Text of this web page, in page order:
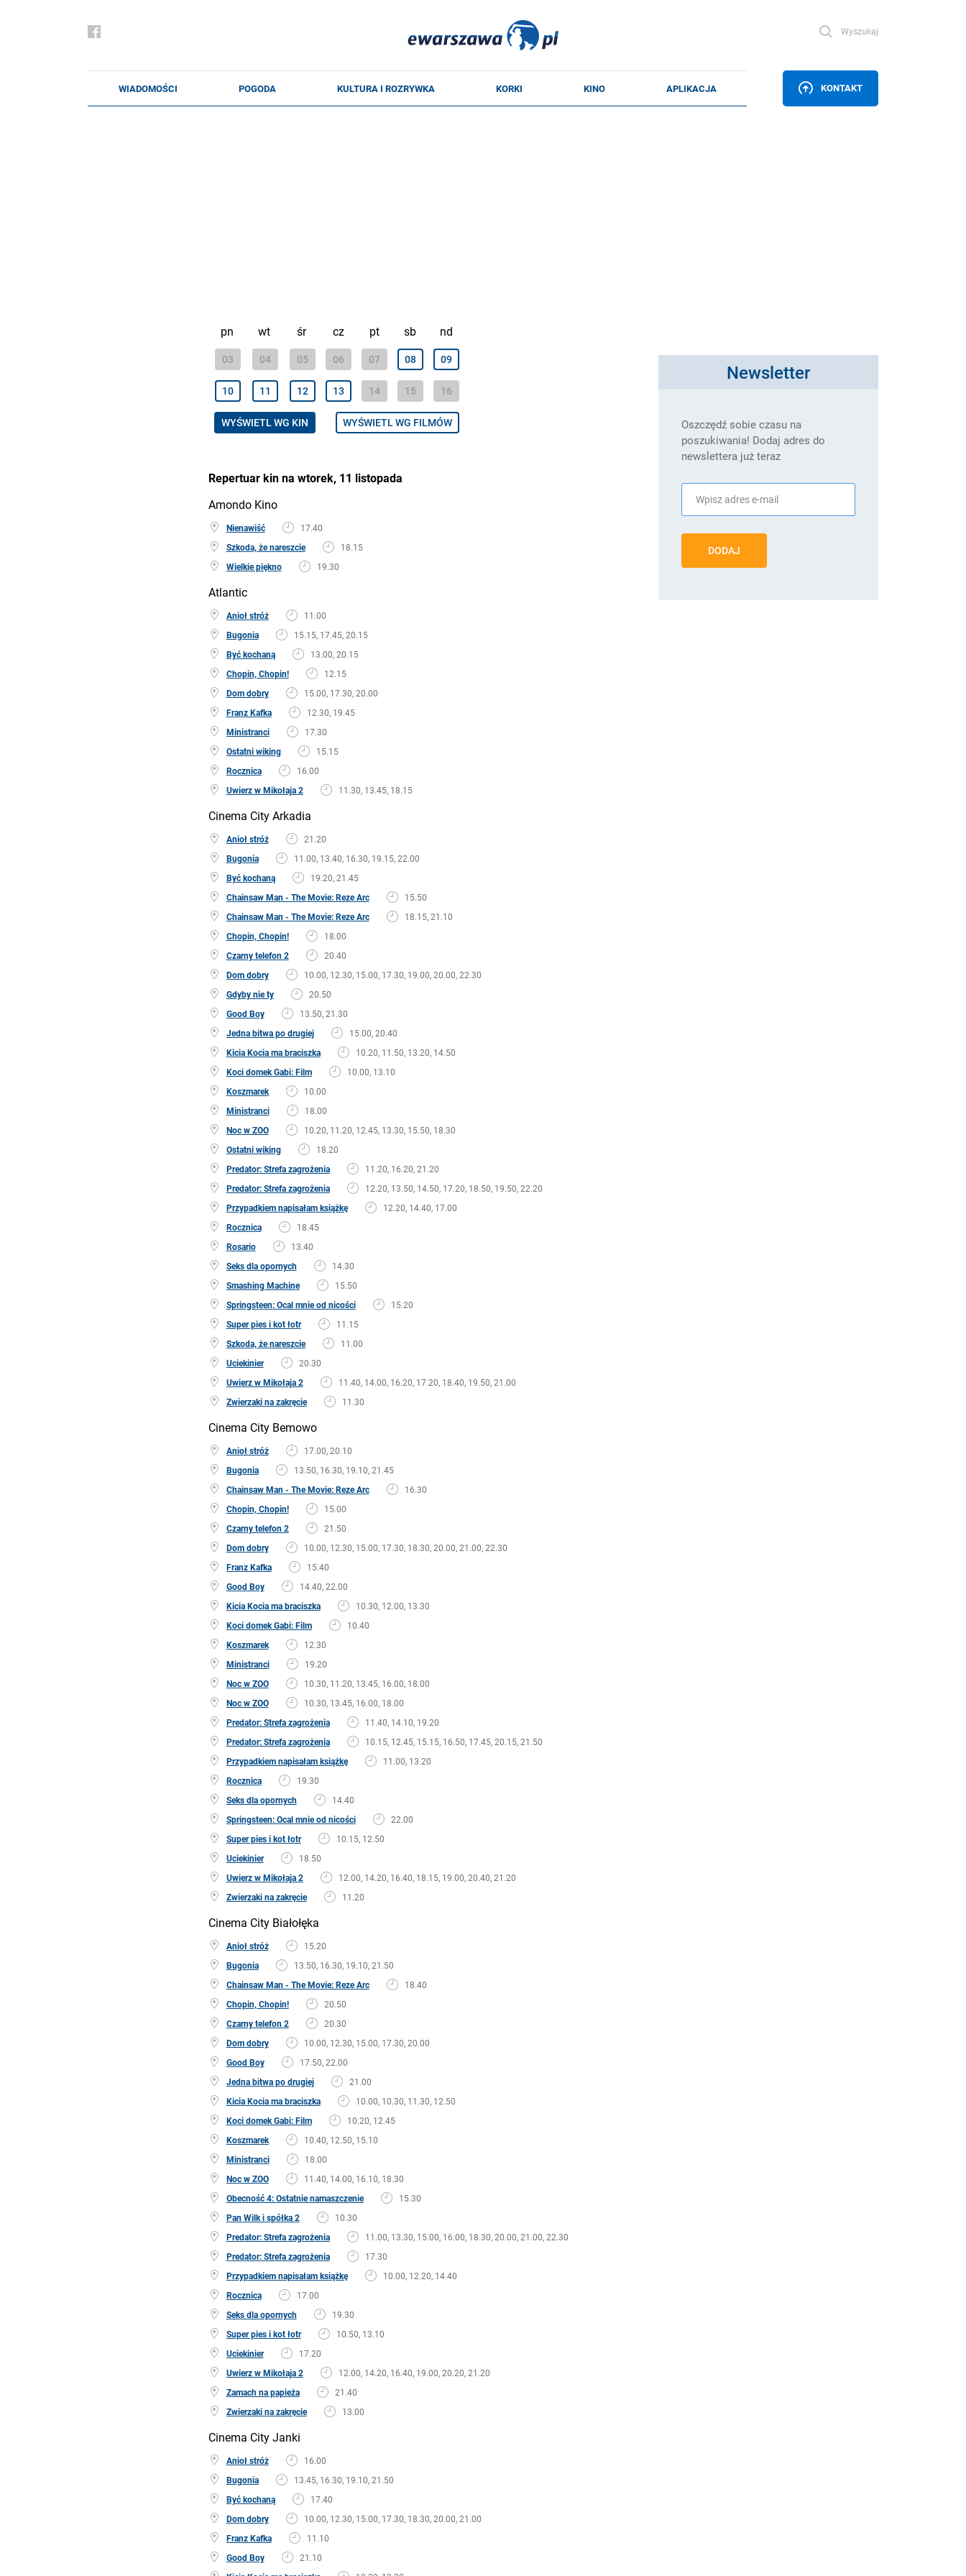
Wyszukaj
KONTAKT
pn wt śr cz pt sb nd
03 04 05 06 07 08 09
10 11 12 13 14 15 16
WYŚWIETL WG KIN WYŚWIETL WG FILMÓW
Repertuar kin na wtorek, 11 listopada
Amondo Kino
Nienawiść
17.40
Szkoda, że nareszcie
18.15
Wielkie piękno
19.30
Atlantic
Anioł stróż
11.00
Bugonia
15.15, 17.45, 20.15
Być kochaną
13.00, 20.15
Chopin, Chopin!
12.15
Dom dobry
15.00, 17.30, 20.00
Franz Kafka
12.30, 19.45
Ministranci
17.30
Ostatni wiking
15.15
Rocznica
16.00
Uwierz w Mikołaja 2
11.30, 13.45, 18.15
Cinema City Arkadia
Anioł stróż
21.20
Bugonia
11.00, 13.40, 16.30, 19.15, 22.00
Być kochaną
19.20, 21.45
Chainsaw Man - The Movie: Reze Arc
15.50
Chainsaw Man - The Movie: Reze Arc
18.15, 21.10
Chopin, Chopin!
18.00
Czarny telefon 2
20.40
Dom dobry
10.00, 12.30, 15.00, 17.30, 19.00, 20.00, 22.30
Gdyby nie ty
20.50
Good Boy
13.50, 21.30
Jedna bitwa po drugiej
15.00, 20.40
Kicia Kocia ma braciszka
10.20, 11.50, 13.20, 14.50
Koci domek Gabi: Film
10.00, 13.10
Koszmarek
10.00
Ministranci
18.00
Noc w ZOO
10.20, 11.20, 12.45, 13.30, 15.50, 18.30
Ostatni wiking
18.20
Predator: Strefa zagrożenia
11.20, 16.20, 21.20
Predator: Strefa zagrożenia
12.20, 13.50, 14.50, 17.20, 18.50, 19.50, 22.20
Przypadkiem napisałam książkę
12.20, 14.40, 17.00
Rocznica
18.45
Rosario
13.40
Seks dla opornych
14.30
Smashing Machine
15.50
Springsteen: Ocal mnie od nicości
15.20
Super pies i kot łotr
11.15
Szkoda, że nareszcie
11.00
Uciekinier
20.30
Uwierz w Mikołaja 2
11.40, 14.00, 16.20, 17.20, 18.40, 19.50, 21.00
Zwierzaki na zakręcie
11.30
Cinema City Bemowo
Anioł stróż
17.00, 20.10
Bugonia
13.50, 16.30, 19.10, 21.45
Chainsaw Man - The Movie: Reze Arc
16.30
Chopin, Chopin!
15.00
Czarny telefon 2
21.50
Dom dobry
10.00, 12.30, 15.00, 17.30, 18.30, 20.00, 21.00, 22.30
Franz Kafka
15.40
Good Boy
14.40, 22.00
Kicia Kocia ma braciszka
10.30, 12.00, 13.30
Koci domek Gabi: Film
10.40
Koszmarek
12.30
Ministranci
19.20
Noc w ZOO
10.30, 11.20, 13.45, 16.00, 18.00
Noc w ZOO
10.30, 13.45, 16.00, 18.00
Predator: Strefa zagrożenia
11.40, 14.10, 19.20
Predator: Strefa zagrożenia
10.15, 12.45, 15.15, 16.50, 17.45, 20.15, 21.50
Przypadkiem napisałam książkę
11.00, 13.20
Rocznica
19.30
Seks dla opornych
14.40
Springsteen: Ocal mnie od nicości
22.00
Super pies i kot łotr
10.15, 12.50
Uciekinier
18.50
Uwierz w Mikołaja 2
12.00, 14.20, 16.40, 18.15, 19.00, 20.40, 21.20
Zwierzaki na zakręcie
11.20
Cinema City Białołęka
Anioł stróż
15.20
Bugonia
13.50, 16.30, 19.10, 21.50
Chainsaw Man - The Movie: Reze Arc
18.40
Chopin, Chopin!
20.50
Czarny telefon 2
20.30
Dom dobry
10.00, 12.30, 15.00, 17.30, 20.00
Good Boy
17.50, 22.00
Jedna bitwa po drugiej
21.00
Kicia Kocia ma braciszka
10.00, 10.30, 11.30, 12.50
Koci domek Gabi: Film
10.20, 12.45
Koszmarek
10.40, 12.50, 15.10
Ministranci
18.00
Noc w ZOO
11.40, 14.00, 16.10, 18.30
Obecność 4: Ostatnie namaszczenie
15.30
Pan Wilk i spółka 2
10.30
Predator: Strefa zagrożenia
11.00, 13.30, 15.00, 16.00, 18.30, 20.00, 21.00, 22.30
Predator: Strefa zagrożenia
17.30
Przypadkiem napisałam książkę
10.00, 12.20, 14.40
Rocznica
17.00
Seks dla opornych
19.30
Super pies i kot łotr
10.50, 13.10
Uciekinier
17.20
Uwierz w Mikołaja 2
12.00, 14.20, 16.40, 19.00, 20.20, 21.20
Zamach na papieża
21.40
Zwierzaki na zakręcie
13.00
Cinema City Janki
Anioł stróż
16.00
Bugonia
13.45, 16.30, 19.10, 21.50
Być kochaną
17.40
Dom dobry
10.00, 12.30, 15.00, 17.30, 18.30, 20.00, 21.00
Franz Kafka
11.10
Good Boy
21.10
Newsletter
Oszczędź sobie czasu na
poszukiwania! Dodaj adres do
newslettera już teraz
DODAJ